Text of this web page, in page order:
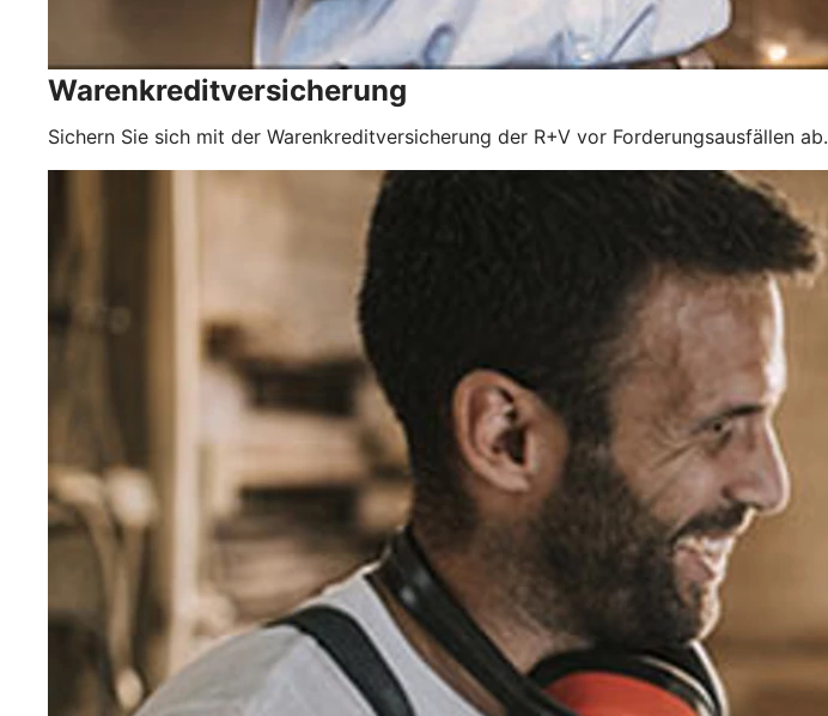
Warenkreditversicherung
Sichern Sie sich mit der Warenkreditversicherung der R+V vor Forderungsausfällen ab.